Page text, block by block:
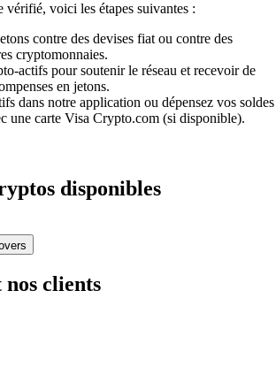
voici les étapes suivantes :
contre des devises fiat ou contre des
cryptomonnaies.
actifs pour soutenir le réseau et recevoir de
en jetons.
dans notre application ou dépensez vos soldes
une carte Visa Crypto.com (si disponible).
disponibles
nos clients